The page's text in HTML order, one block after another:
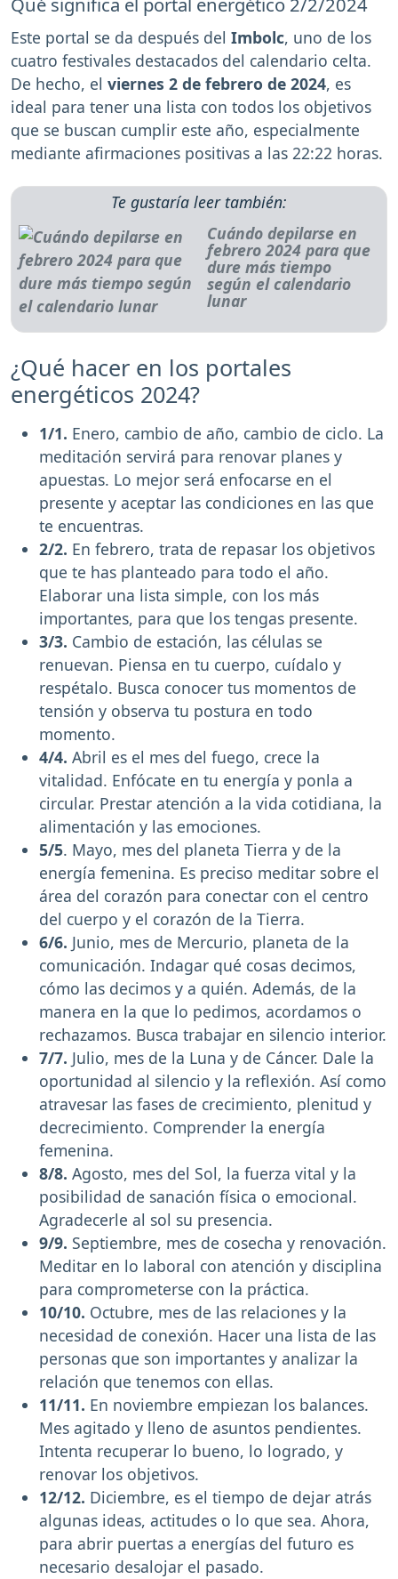
Este portal se da después del Imbolc, uno de los
cuatro festivales destacados del calendario celta.
De hecho, el viernes 2 de febrero de 2024, es
ideal para tener una lista con todos los objetivos
que se buscan cumplir este año, especialmente
mediante afirmaciones positivas a las 22:22 horas.
Te gustaría leer también:
Cuándo depilarse en
febrero 2024 para que
dure más tiempo
según el calendario
lunar
¿Qué hacer en los portales
energéticos 2024?
1/1. Enero, cambio de año, cambio de ciclo. La
meditación servirá para renovar planes y
apuestas. Lo mejor será enfocarse en el
presente y aceptar las condiciones en las que
te encuentras.
2/2. En febrero, trata de repasar los objetivos
que te has planteado para todo el año.
Elaborar una lista simple, con los más
importantes, para que los tengas presente.
3/3. Cambio de estación, las células se
renuevan. Piensa en tu cuerpo, cuídalo y
respétalo. Busca conocer tus momentos de
tensión y observa tu postura en todo
momento.
4/4. Abril es el mes del fuego, crece la
vitalidad. Enfócate en tu energía y ponla a
circular. Prestar atención a la vida cotidiana, la
alimentación y las emociones.
5/5. Mayo, mes del planeta Tierra y de la
energía femenina. Es preciso meditar sobre el
área del corazón para conectar con el centro
del cuerpo y el corazón de la Tierra.
6/6. Junio, mes de Mercurio, planeta de la
comunicación. Indagar qué cosas decimos,
cómo las decimos y a quién. Además, de la
manera en la que lo pedimos, acordamos o
rechazamos. Busca trabajar en silencio interior.
7/7. Julio, mes de la Luna y de Cáncer. Dale la
oportunidad al silencio y la reflexión. Así como
atravesar las fases de crecimiento, plenitud y
decrecimiento. Comprender la energía
femenina.
8/8. Agosto, mes del Sol, la fuerza vital y la
posibilidad de sanación física o emocional.
Agradecerle al sol su presencia.
9/9. Septiembre, mes de cosecha y renovación.
Meditar en lo laboral con atención y disciplina
para comprometerse con la práctica.
10/10. Octubre, mes de las relaciones y la
necesidad de conexión. Hacer una lista de las
personas que son importantes y analizar la
relación que tenemos con ellas.
11/11. En noviembre empiezan los balances.
Mes agitado y lleno de asuntos pendientes.
Intenta recuperar lo bueno, lo logrado, y
renovar los objetivos.
12/12. Diciembre, es el tiempo de dejar atrás
algunas ideas, actitudes o lo que sea. Ahora,
para abrir puertas a energías del futuro es
necesario desalojar el pasado.